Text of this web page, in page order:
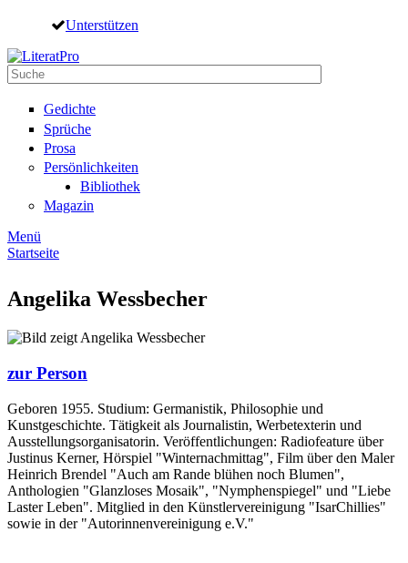
Direkt zum Inhalt
Unterstützen
Suche
Gedichte
Sprüche
Prosa
Persönlichkeiten
Bibliothek
Magazin
Menü
Startseite
Angelika Wessbecher
zur Person
Geboren 1955. Studium: Germanistik, Philosophie und
Kunstgeschichte. Tätigkeit als Journalistin, Werbetexterin und
Ausstellungsorganisatorin. Veröffentlichungen: Radiofeature über
Justinus Kerner, Hörspiel "Winternachmittag", Film über den Maler
Heinrich Brendel "Auch am Rande blühen noch Blumen",
Anthologien "Glanzloses Mosaik", "Nymphenspiegel" und "Liebe
Laster Leben". Mitglied in den Künstlervereinigung "IsarChillies"
sowie in der "Autorinnenvereinigung e.V."